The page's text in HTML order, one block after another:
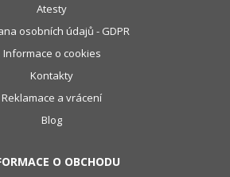
Atesty
osobních údajů - GDPR
Informace o cookies
Kontakty
Reklamace a vrácení
Blog
O OBCHODU